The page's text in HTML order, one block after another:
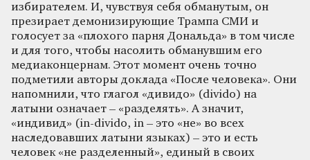
избирателем. И, чувствуя себя обманутым, он
презирает демонизирующие Трампа СМИ и
голосует за «плохого парня Дональда» в том числе
и для того, чтобы насолить обманувшим его
медиаконцернам. Этот момент очень точно
подметили авторы доклада «После человека». Они
напомнили, что глагол «дивидо» (divido) на
латыни означает – «разделять». А значит,
«индивид» (in-divido, in – это «не» во всех
наследовавших латыни языках) – это и есть
человек «не разделенный», единый в своих